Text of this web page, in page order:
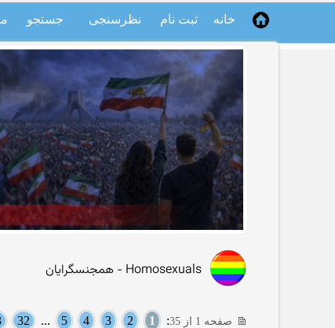
خانه ثبت نام نظرسنجی جستجو
Homosexuals - همجنسگرایان
صفحه 1 از 35 :
1
2
3
4
5
...
32